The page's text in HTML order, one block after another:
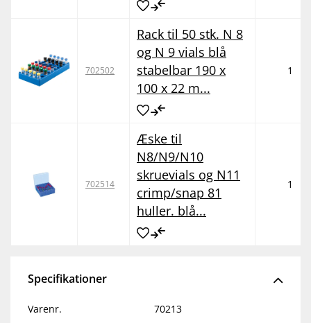
702502
Rack til 50 stk. N 8
og N 9 vials blå
stabelbar 190 x
100 x 22 m...
1
702514
Æske til
N8/N9/N10
skruevials og N11
crimp/snap 81
huller. blå...
1
Specifikationer
Varenr. 70213